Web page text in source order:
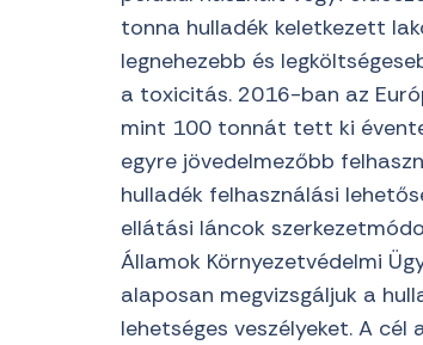
tonna hulladék keletkezett
legnehezebb és
a toxicitás. 2016-ban az
mint 100 tonnát tett ki
egyre jövedelmezőbb
hulladék felhasználási
ellátási láncok
Államok Környezetvédelmi
alaposan megvizsgáljuk a
lehetséges veszélyeket. A